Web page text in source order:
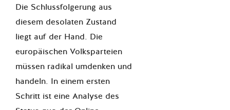
Die Schlussfolgerung aus
diesem desolaten Zustand
liegt auf der Hand. Die
europäischen Volksparteien
müssen radikal umdenken und
handeln. In einem ersten
Schritt ist eine Analyse des